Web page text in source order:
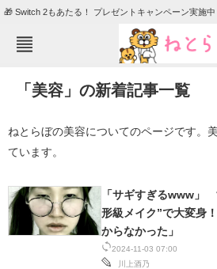
🎁 Switch 2もあたる！ プレゼントキャンペーン実施中
TOP ニュース
グルメ
住まい
動物 リサーチ
「美容」の新着記事一覧
ねとらぼの美容についてのページです。
ています。
2024-11-03 07:00
川上酒乃
「サギすぎるwww
形級メイク”で大変身
からなかった」